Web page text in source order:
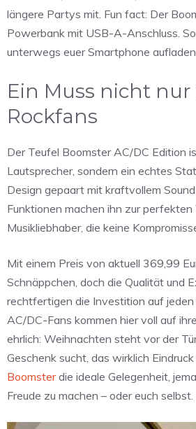
längere Partys mit. Fun fact: Der
Powerbank mit USB-A-Anschluss.
unterwegs euer Smartphone aufladen.
Ein Muss nicht
Rockfans
Der Teufel Boomster AC/DC Edition
Lautsprecher, sondern ein echtes
Design gepaart mit kraftvollem
Funktionen machen ihn zur
Musikliebhaber, die keine
Mit einem Preis von aktuell 369,99
Schnäppchen, doch die Qualität und
rechtfertigen die Investition auf jeden
AC/DC-Fans kommen hier voll auf
ehrlich: Weihnachten steht vor der
Geschenk sucht, das wirklich
Boomsterdie ideale Gelegenheit,
Freude zu machen – oder euch selbst.